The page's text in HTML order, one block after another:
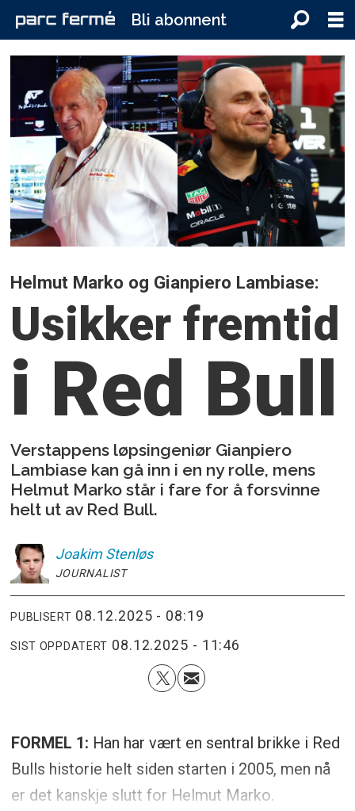
Bli abonnent
Helmut Marko og Gianpiero Lambiase:
Usikker fremtid
i Red Bull
Verstappens løpsingeniør Gianpiero
Lambiase kan gå inn i en ny rolle, mens
Helmut Marko står i fare for å forsvinne
helt ut av Red Bull.
Joakim Stenløs
JOURNALIST
PUBLISERT 08.12.2025 - 08:19
SIST OPPDATERT 08.12.2025 - 11:46
FORMEL 1: Han har vært en sentral brikke i Red
Bulls historie helt siden starten i 2005, men nå
er det kanskje slutt for Helmut Marko.